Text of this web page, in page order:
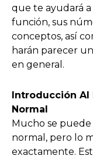
que te ayudará
función, sus
conceptos, así
harán parecer
en general.
Introducción Al
Normal
Mucho se puede
normal, pero lo
exactamente.